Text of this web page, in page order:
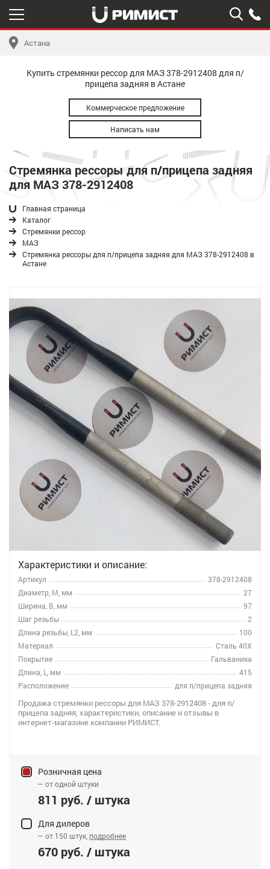
Астана
Купить стремянки рессор для МАЗ 378-2912408 для п/
прицепа задняя в Астане
Коммерческое предложение
Написать нам
Стремянка рессоры для п/прицепа задняя
для МАЗ 378-2912408
Главная страница
Каталог
Стремянки рессор
МАЗ
Стремянка рессоры для п/прицепа задняя для МАЗ 378-2912408 в
Астане
Характеристики и описание:
Артикул
378-2912408
Диаметр, M, мм
27
Ширина, B, мм
97
Шаг резьбы
2
Длина резьбы, L2, мм
100
Материал
Сталь 40Х
Покрытие
Гальваника
Длина, L, мм
415
Расположение
для п/прицепа задняя
Продажа стремянки рессоры для МАЗ 378-2912408 - для п/
прицепа задняя, характеристики, описание и отзывы в
интернет-магазине компании РИМИСТ.
Розничная цена
— от одной штуки
811 руб. / штука
Для дилеров
— от 150 штук, подробнее
670 руб. / штука